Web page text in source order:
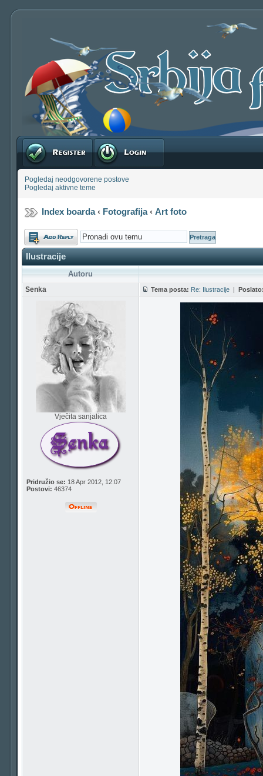
Registruj se Prijavite se
Pogledaj neodgovorene postove
Pogledaj aktivne teme
Index boarda‹ Fotografija‹ Art foto
Odgovori
Ilustracije
Autoru
Senka Tema posta: Re: Ilustracije |
Vječita sanjalica
Pridružio se: 18 Apr 2012, 12:07
Postovi: 46374